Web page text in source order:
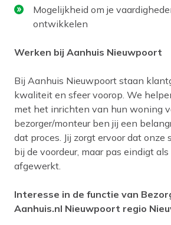
Mogelijkheid om je
ontwikkelen
Werken bij Aanhuis Nieuwpoort
Bij Aanhuis Nieuwpoort staan
kwaliteit en sfeer voorop. We
met het inrichten van hun woning
bezorger/monteur ben jij een
dat proces. Jij zorgt ervoor dat
bij de voordeur, maar pas eindigt
afgewerkt.
Interesse in de functie van
Aanhuis.nl Nieuwpoort regio